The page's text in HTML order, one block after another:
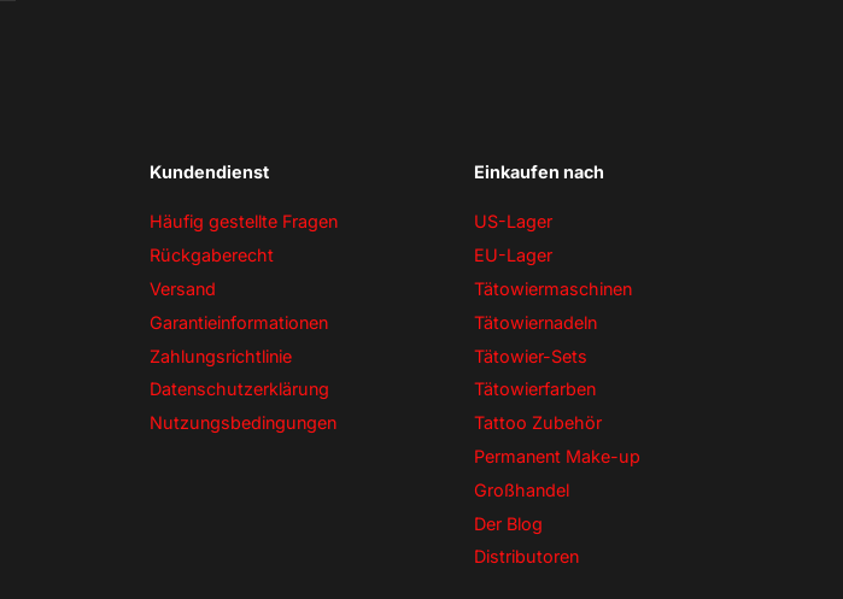
Kundendienst
Häufig gestellte Fragen
Rückgaberecht
Versand
Garantieinformationen
Zahlungsrichtlinie
Datenschutzerklärung
Nutzungsbedingungen
Einkaufen nach
US-Lager
EU-Lager
Tätowiermaschinen
Tätowiernadeln
Tätowier-Sets
Tätowierfarben
Tattoo Zubehör
Permanent Make-up
Großhandel
Der Blog
Distributoren